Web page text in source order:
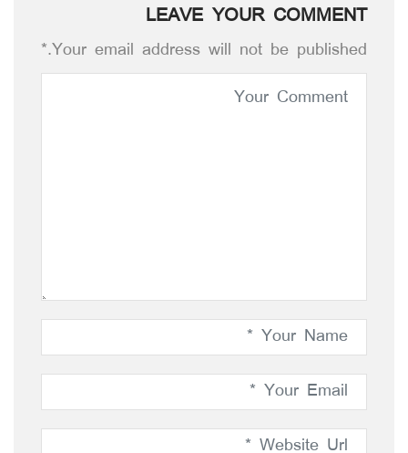
LEAVE YOUR COMMENT
Your email address will not be published.*